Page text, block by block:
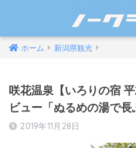
ホーム 新潟県観光
咲花温泉【いろりの宿
ビュー「ぬるめの湯で長
2019年11月28日